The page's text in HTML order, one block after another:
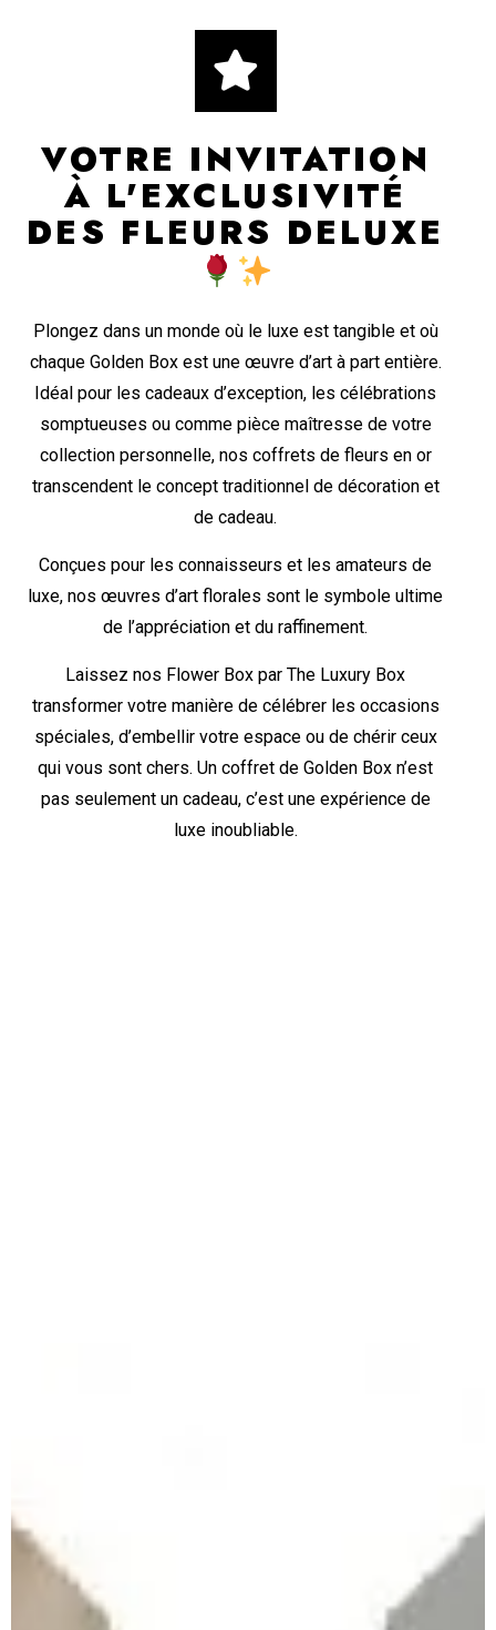
VOTRE INVITATION
À L'EXCLUSIVITÉ
DES FLEURS DELUXE
Plongez dans un monde où le luxe est tangible et où
chaque Golden Box est une œuvre d’art à part entière.
Idéal pour les cadeaux d’exception, les célébrations
somptueuses ou comme pièce maîtresse de votre
collection personnelle, nos coffrets de fleurs en or
transcendent le concept traditionnel de décoration et
de cadeau.
Conçues pour les connaisseurs et les amateurs de
luxe, nos œuvres d’art florales sont le symbole ultime
de l’appréciation et du raffinement.
Laissez nos Flower Box par The Luxury Box
transformer votre manière de célébrer les occasions
spéciales, d’embellir votre espace ou de chérir ceux
qui vous sont chers. Un coffret de Golden Box n’est
pas seulement un cadeau, c’est une expérience de
luxe inoubliable.